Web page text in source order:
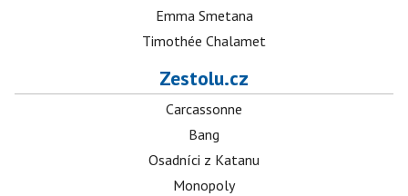
Emma Smetana
Timothée Chalamet
Zestolu.cz
Carcassonne
Bang
Osadníci z Katanu
Monopoly